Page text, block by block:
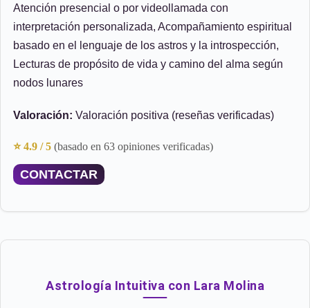
Atención presencial o por videollamada con
interpretación personalizada, Acompañamiento espiritual
basado en el lenguaje de los astros y la introspección,
Lecturas de propósito de vida y camino del alma según
nodos lunares
Valoración: Valoración positiva (reseñas verificadas)
⭐ 4.9 / 5 (basado en 63 opiniones verificadas)
CONTACTAR
Astrología Intuitiva con Lara Molina